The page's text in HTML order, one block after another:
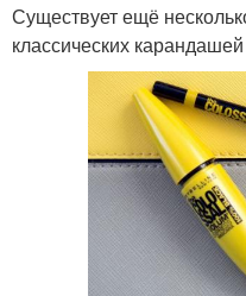
Существует ещё
классических